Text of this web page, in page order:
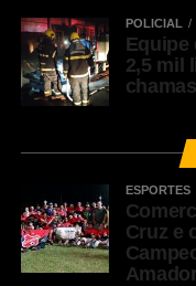
WhatsApp
Facebook
Twitter
Share
POLICIAL
Equipe
2,5 mil
chamas
ESPORTES
Cruz e